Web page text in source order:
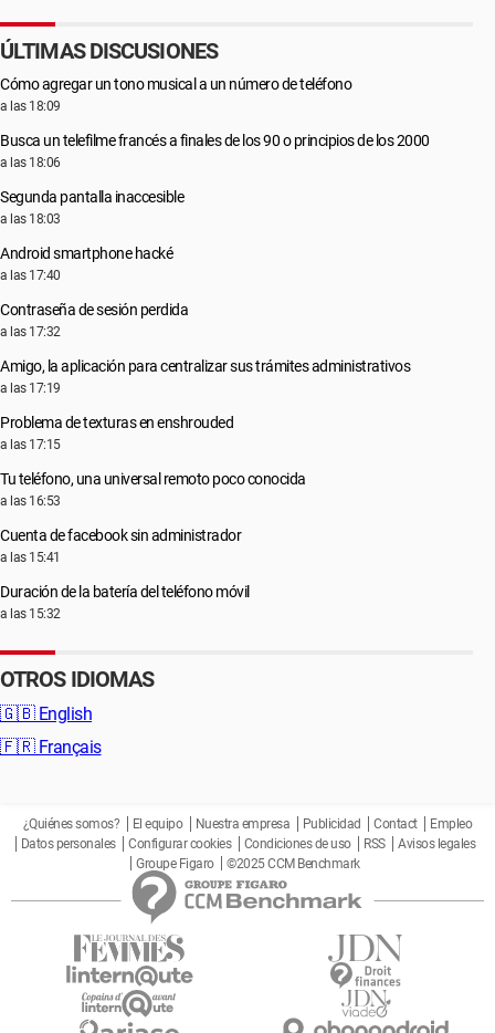
ÚLTIMAS DISCUSIONES
Cómo agregar un tono musical a un número de teléfono
a las 18:09
Busca un telefilme francés a finales de los 90 o principios de los 2000
a las 18:06
Segunda pantalla inaccesible
a las 18:03
Android smartphone hacké
a las 17:40
Contraseña de sesión perdida
a las 17:32
Amigo, la aplicación para centralizar sus trámites administrativos
a las 17:19
Problema de texturas en enshrouded
a las 17:15
Tu teléfono, una universal remoto poco conocida
a las 16:53
Cuenta de facebook sin administrador
a las 15:41
Duración de la batería del teléfono móvil
a las 15:32
OTROS IDIOMAS
🇬🇧 English
🇫🇷 Français
¿Quiénes somos? El equipo Nuestra empresa Publicidad Contact
Empleo
Datos personales
Configurar cookies Condiciones de uso RSS
Avisos legales
Groupe Figaro
©2025 CCM Benchmark